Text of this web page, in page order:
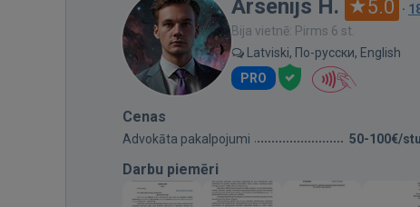
Arsenijs H. 5.0 ·
Bija vietnē: Pirms 6 st.
Latviski, По-русски, English
PRO
Cenas
Advokāta pakalpojumi 50-100€/
Darbu piemēri